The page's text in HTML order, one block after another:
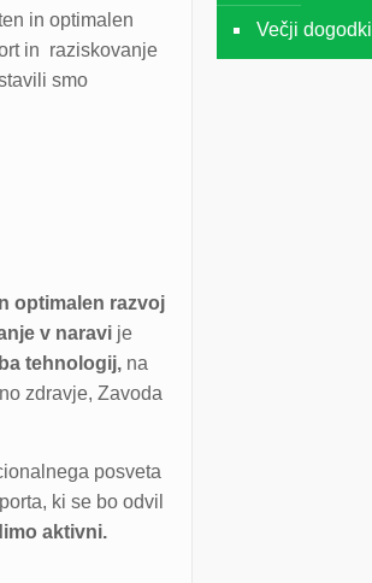
in optimalen
in raziskovanje
smo
optimalen razvoj
v naravi je
tehnologij, na
zdravje, Zavoda
posveta
ki se bo odvil
aktivni.
Večji dogodki